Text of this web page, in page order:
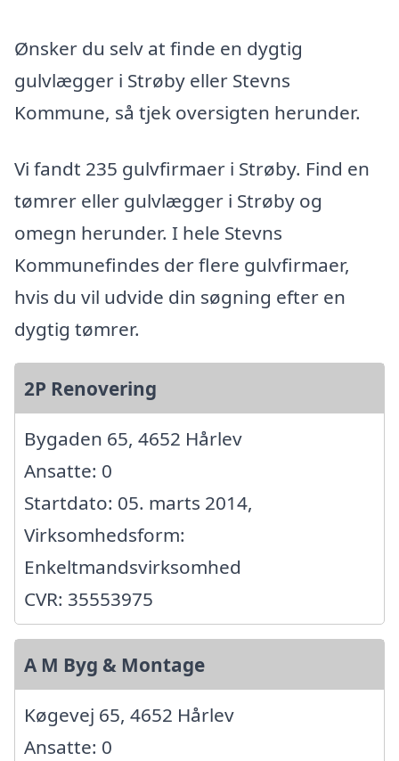
Ønsker du selv at finde en dygtig
gulvlægger i Strøby eller Stevns
Kommune, så tjek oversigten herunder.
Vi fandt 235 gulvfirmaer i Strøby. Find en
tømrer eller gulvlægger i Strøby og
omegn herunder. I hele Stevns
Kommunefindes der flere gulvfirmaer,
hvis du vil udvide din søgning efter en
dygtig tømrer.
2P Renovering
Bygaden 65, 4652 Hårlev
Ansatte: 0
Startdato: 05. marts 2014,
Virksomhedsform:
Enkeltmandsvirksomhed
CVR: 35553975
A M Byg & Montage
Køgevej 65, 4652 Hårlev
Ansatte: 0